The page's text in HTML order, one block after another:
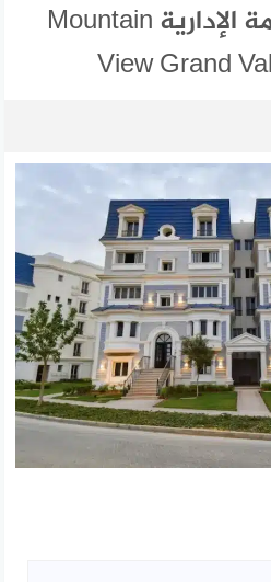
ماونتن فيو العاصمة الإدارية Mountain
View Grand